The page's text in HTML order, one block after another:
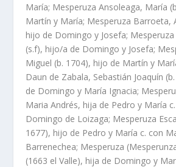
Marí­a; Mesperuza Ansoleaga, Marí­a
Martí­n y Marí­a; Mesperuza Barroeta,
hijo de Domingo y Josefa;
(s.f), hijo/a de Domingo y Josefa;
Miguel (b. 1704), hijo de Martí­n y
Daun de Zabala, Sebastián Joaquí­n
de Domingo y Marí­a Ignacia;
Maria Andrés, hija de Pedro y Marí­a
Domingo de Loizaga; Mesperuza
1677), hijo de Pedro y Marí­a c. con
Barrenechea; Mesperuza
(1663 el Valle), hija de Domingo y